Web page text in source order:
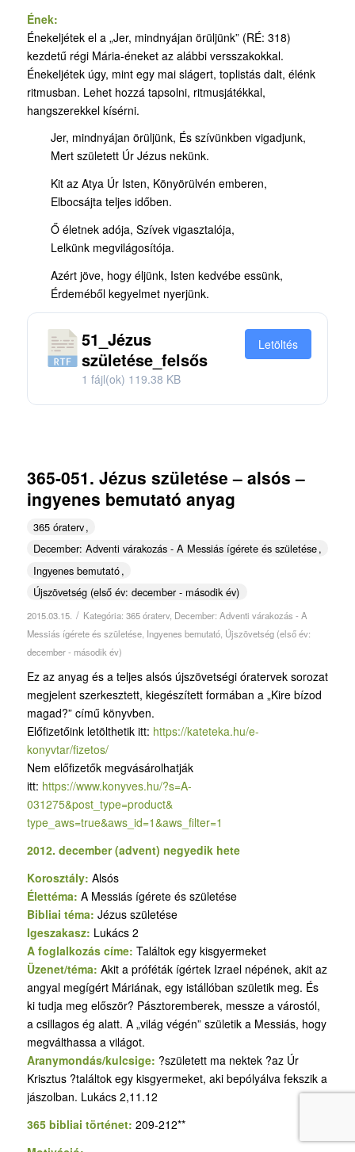
Ének:
Énekeljétek el a „Jer, mindnyájan örüljünk” (RÉ: 318)
kezdetű régi Mária-éneket az alábbi versszakokkal.
Énekeljétek úgy, mint egy mai slágert, toplistás dalt, élénk
ritmusban. Lehet hozzá tapsolni, ritmusjátékkal,
hangszerekkel kísérni.
Jer, mindnyájan örüljünk, És szívünkben vigadjunk,
Mert született Úr Jézus nekünk.
Kit az Atya Úr Isten, Könyörülvén emberen,
Elbocsájta teljes időben.
Ő életnek adója, Szívek vigasztalója,
Lelkünk megvilágosítója.
Azért jöve, hogy éljünk, Isten kedvébe essünk,
Érdeméből kegyelmet nyerjünk.
51_Jézus
születése_felsős
1 fájl(ok) 119.38 KB
Letöltés
365-051. Jézus születése – alsós –
ingyenes bemutató anyag
365 óraterv
December: Adventi várakozás - A Messiás ígérete és születése
Ingyenes bemutató
Újszövetség (első év: december - második év)
2015.03.15. / Kategória: 365 óraterv, December: Adventi várakozás - A
Messiás ígérete és születése, Ingyenes bemutató, Újszövetség (első év:
december - második év)
Ez az anyag és a teljes alsós újszövetségi óratervek sorozat
megjelent szerkesztett, kiegészített formában a „Kire bízod
magad?” című könyvben.
Előfizetőink letölthetik itt: https://kateteka.hu/e-
konyvtar/fizetos/
Nem előfizetők megvásárolhatják
itt: https://www.konyves.hu/?s=A-
031275&post_type=product&
type_aws=true&aws_id=1&aws_ filter=1
2012. december (advent) negyedik hete
Korosztály: Alsós
Élettéma: A Messiás ígérete és születése
Bibliai téma: Jézus születése
Igeszakasz: Lukács 2
A foglalkozás címe: Találtok egy kisgyermeket
Üzenet/téma: Akit a próféták ígértek Izrael népének, akit az
angyal megígért Máriának, egy istállóban születik meg. És
ki tudja meg először? Pásztoremberek, messze a várostól,
a csillagos ég alatt. A „világ végén” születik a Messiás, hogy
megválthassa a világot.
Aranymondás/kulcsige: ?született ma nektek ?az Úr
Krisztus ?találtok egy kisgyermeket, aki bepólyálva fekszik a
jászolban. Lukács 2,11.12
365 bibliai történet: 209-212**